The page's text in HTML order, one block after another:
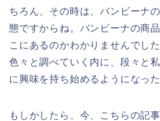
ちろん、その時は、バンビーナ
態ですからね。バンビーナの商
こにあるのかわかりませんでし
色々と調べていく内に、段々と
に興味を持ち始めるようになっ
もしかしたら、今、こちらの記